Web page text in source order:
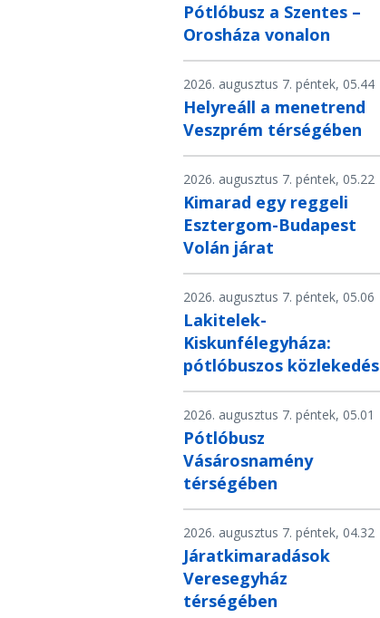
Pótlóbusz a Szentes –
Orosháza vonalon
2026. augusztus 7. péntek, 05.44
Helyreáll a menetrend
Veszprém térségében
2026. augusztus 7. péntek, 05.22
Kimarad egy reggeli
Esztergom-Budapest
Volán járat
2026. augusztus 7. péntek, 05.06
Lakitelek-
Kiskunfélegyháza:
pótlóbuszos közlekedés
2026. augusztus 7. péntek, 05.01
Pótlóbusz
Vásárosnamény
térségében
2026. augusztus 7. péntek, 04.32
Járatkimaradások
Veresegyház
térségében